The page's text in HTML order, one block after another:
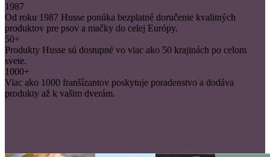
1987
Od roku 1987 Husse ponúka bezplatné doručenie kvalitných
produktov pre psov a mačky do celej Európy.
50+
Produkty Husse sú dostupné vo viac ako 50 krajinách po celom
svete.
1000+
Viac ako 1000 franšízantov poskytuje poradenstvo a dodáva
produkty až k vašim dverám.